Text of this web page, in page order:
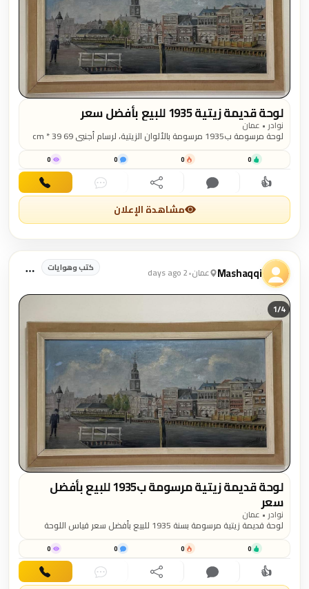
لوحة قديمة زيتية 1935 للبيع بأفضل سعر
نوادر • عمان
لوحة مرسومة ب1935 مرسومة بالألوان الزيتية، لرسام أجنبي 69 cm * 39
0
0
0
0
👍اهتمام تعليق مشاركة دردشة اتصال
مشاهدة الإعلان
Mashaqqi عمان•
2 days ago كتب وهوايات
1/4
لوحة قديمة زيتية مرسومة ب1935 للبيع بأفضل
سعر
نوادر • عمان
لوحة قديمة زيتية مرسومة بسنة 1935 للبيع بأفضل سعر قياس اللوحة
0
0
0
0
👍اهتمام تعليق مشاركة دردشة اتصال